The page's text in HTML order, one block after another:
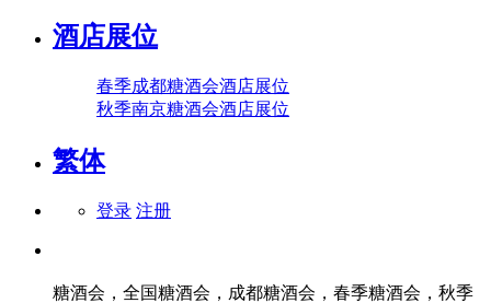
酒店展位
春季成都糖酒会酒店展位
秋季南京糖酒会酒店展位
繁体
登录 注册
糖酒会，全国糖酒会，成都糖酒会，春季糖酒会，秋季